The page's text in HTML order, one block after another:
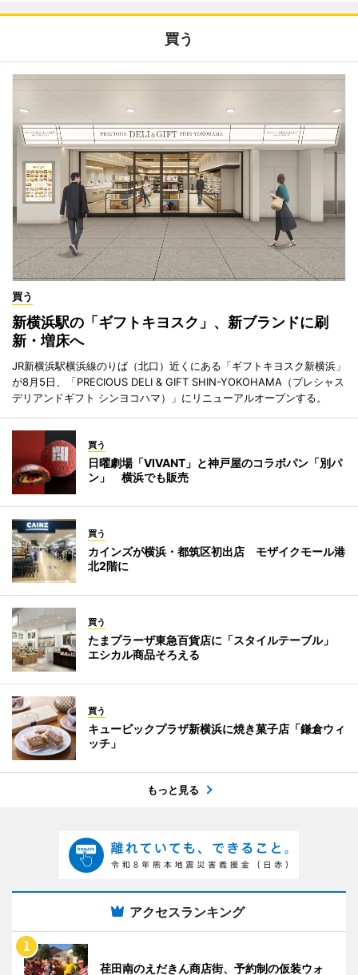
買う
買う
新横浜駅の「ギフトキヨスク」、新ブランドに刷
新・増床へ
JR新横浜駅横浜線のりば（北口）近くにある「ギフトキヨスク新横浜」
が8月5日、「PRECIOUS DELI & GIFT SHIN-YOKOHAMA（プレシャス
デリアンドギフト シンヨコハマ）」にリニューアルオープンする。
買う
日曜劇場「VIVANT」と神戸屋のコラボパン「別パ
ン」 横浜でも販売
買う
カインズが横浜・都筑区初出店 モザイクモール港
北2階に
買う
たまプラーザ東急百貨店に「スタイルテーブル」
エシカル商品そろえる
買う
キュービックプラザ新横浜に焼き菓子店「鎌倉ウィ
ッチ」
もっと見る
アクセスランキング
荏田南のえだきん商店街、予約制の仮装ウォ